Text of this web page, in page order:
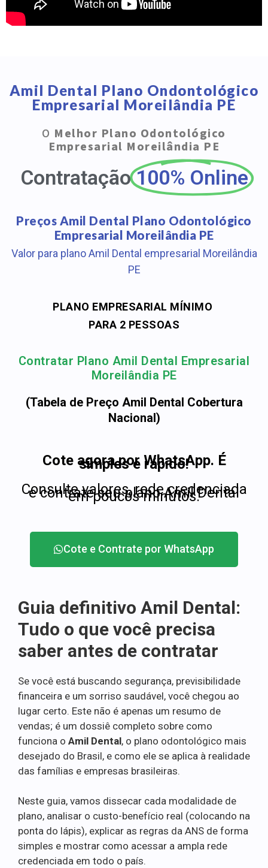
Amil Dental Plano Ondontológico
Empresarial Moreilândia PE
O Melhor Plano Odontológico
Empresarial Moreilândia PE
Contratação 100% Online
Preços Amil Dental Plano Odontológico
Empresarial Moreilândia PE
Valor para plano Amil Dental empresarial Moreilândia
PE
PLANO EMPRESARIAL MÍNIMO
PARA 2 PESSOAS
Contratar Plano Amil Dental Empresarial
Moreilândia PE
(Tabela de Preço Amil Dental Cobertura
Nacional)
Cote agora por WhatsApp. É
simples e rápido!
Consulte valores, rede credenciada
e contrate seu plano Amil Dental
em poucos minutos.
Cote e Contrate por WhatsApp
Guia definitivo Amil Dental:
Tudo o que você precisa
saber antes de contratar
Se você está buscando segurança, previsibilidade
financeira e um sorriso saudável, você chegou ao
lugar certo. Este não é apenas um resumo de
vendas; é um dossiê completo sobre como
funciona o Amil Dental, o plano odontológico mais
desejado do Brasil, e como ele se aplica à realidade
das famílias e empresas brasileiras.
Neste guia, vamos dissecar cada modalidade de
plano, analisar o custo-benefício real (colocando na
ponta do lápis), explicar as regras da ANS de forma
simples e mostrar como acessar a ampla rede
credenciada em todo o país.